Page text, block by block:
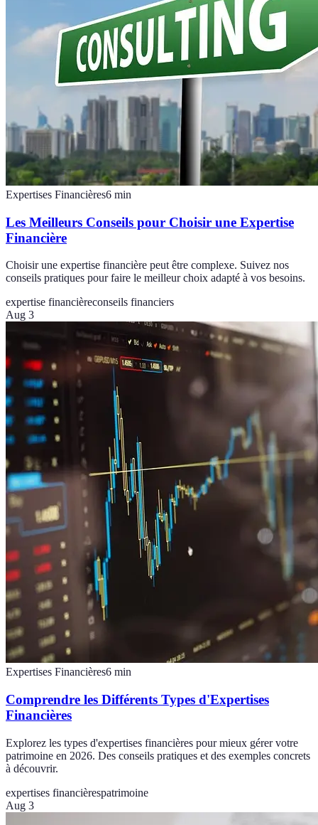
Expertises Financières6 min
Les Meilleurs Conseils pour Choisir une Expertise
Financière
Choisir une expertise financière peut être complexe. Suivez nos
conseils pratiques pour faire le meilleur choix adapté à vos besoins.
expertise financièreconseils financiers
Aug 3
Expertises Financières6 min
Comprendre les Différents Types d'Expertises
Financières
Explorez les types d'expertises financières pour mieux gérer votre
patrimoine en 2026. Des conseils pratiques et des exemples concrets
à découvrir.
expertises financièrespatrimoine
Aug 3